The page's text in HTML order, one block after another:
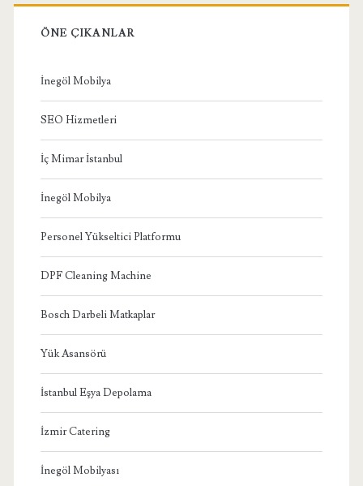
ÖNE ÇIKANLAR
İnegöl Mobilya
SEO Hizmetleri
İç Mimar İstanbul
İnegöl Mobilya
Personel Yükseltici Platformu
DPF Cleaning Machine
Bosch Darbeli Matkaplar
Yük Asansörü
İstanbul Eşya Depolama
İzmir Catering
İnegöl Mobilyası